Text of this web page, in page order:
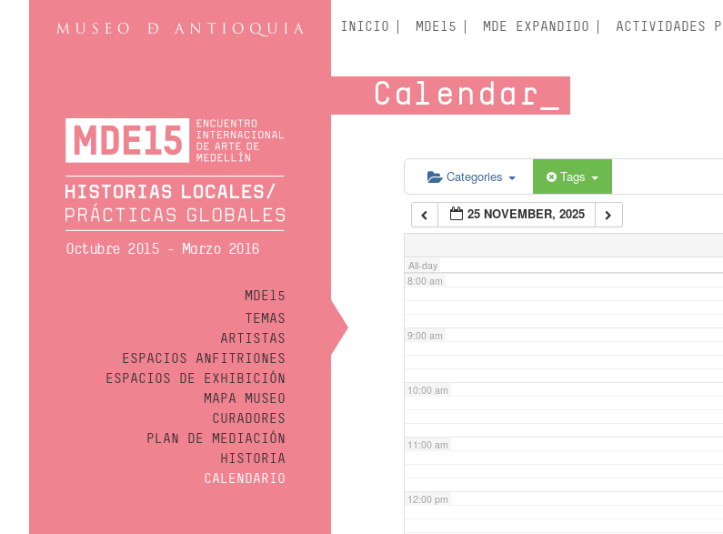
Octubre 2015 - Marzo 2016
MDE15
TEMAS
ARTISTAS
ESPACIOS ANFITRIONES
ESPACIOS DE EXHIBICIÓN
MAPA MUSEO
CURADORES
PLAN DE MEDIACIÓN
HISTORIA
CALENDARIO
INICIO MDE15 MDE EXPANDIDO ACTIVIDADES
Calendar
Categories Tags
25 NOVEMBER, 2025
All-day
5:00 am
6:00 am
7:00 am
8:00 am
9:00 am
10:00 am
11:00 am
12:00 pm